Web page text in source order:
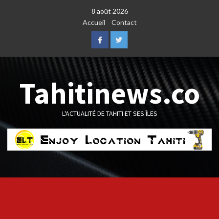
8 août 2026
Accueil
Contact
FacebookTwitter
Tahitinews.co
L'ACTUALITÉ DE TAHITI ET SES ÎLES